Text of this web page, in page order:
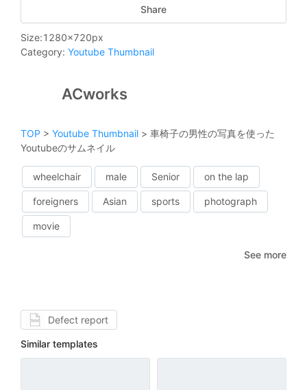
Share
Size:1280x720px
Category: Youtube Thumbnail
ACworks
TOP > Youtube Thumbnail > 車椅子の男性の写真を使った
Youtubeのサムネイル
wheelchair male Senior on the lap
foreigners Asian sports photograph
movie
See more
Defect report
Similar templates